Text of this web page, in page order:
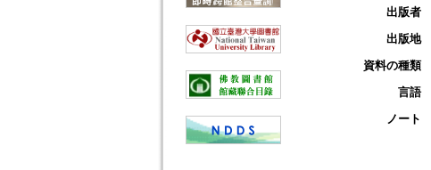
出版者
出版地
資料の種類
言語
ノート